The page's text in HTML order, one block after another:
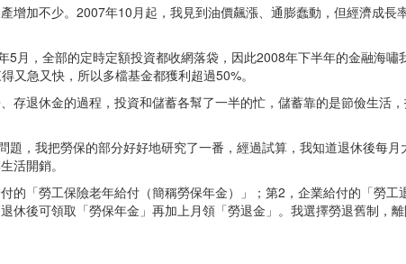
增加不少。2007年10月起，我見到油價飆漲、通膨蠢動，但經濟成
月，全部的定時定額投資都收網落袋，因此2008年下半年的金融海
又急又快，所以多檔基金都獲利超過50%。
存退休金的過程，投資和儲蓄各幫了一半的忙，儲蓄靠的是節儉生活
，我把勞保的部分好好地研究了一番，經過試算，我知道退休後每
活開銷。
的「勞工保險老年給付（簡稱勞保年金）」；第2，企業給付的「勞
休後可領取「勞保年金」再加上月領「勞退金」。我選擇勞退舊制，